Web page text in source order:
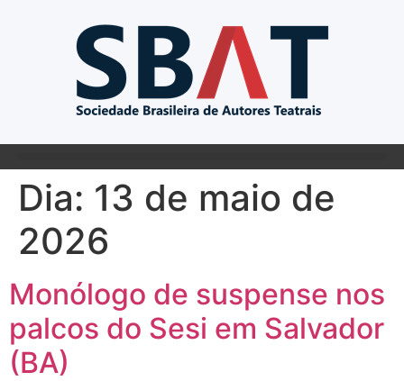
Dia: 13 de maio de
2026
Monólogo de suspense nos
palcos do Sesi em Salvador
(BA)